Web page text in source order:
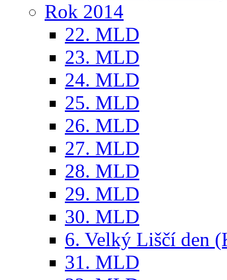
Rok 2014
22. MLD
23. MLD
24. MLD
25. MLD
26. MLD
27. MLD
28. MLD
29. MLD
30. MLD
6. Velký Liščí den
31. MLD